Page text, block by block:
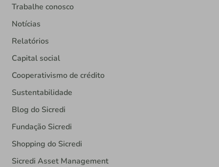
Trabalhe conosco
Notícias
Relatórios
Capital social
Cooperativismo de crédito
Sustentabilidade
Blog do Sicredi
Fundação Sicredi
Shopping do Sicredi
Sicredi Asset Management